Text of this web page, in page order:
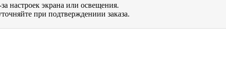
настроек экрана или освещения.
при подтверждениии заказа.